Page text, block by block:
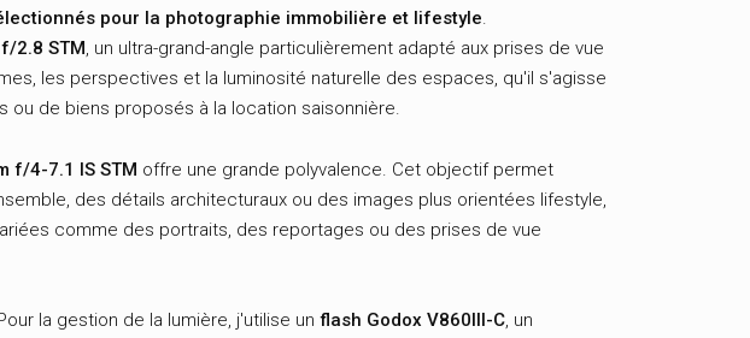
pour la photographie immobilière et lifestyle.
2.8 STM, un ultra-grand-angle particulièrement adapté aux prises de vue
les perspectives et la luminosité naturelle des espaces, qu'il s'agisse
ou de biens proposés à la location saisonnière.
f/4-7.1 IS STM offre une grande polyvalence. Cet objectif permet
des détails architecturaux ou des images plus orientées lifestyle,
comme des portraits, des reportages ou des prises de vue
la gestion de la lumière, j'utilise un flash Godox V860III-C, un